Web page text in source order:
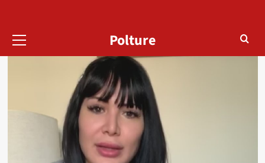
principal
Polture